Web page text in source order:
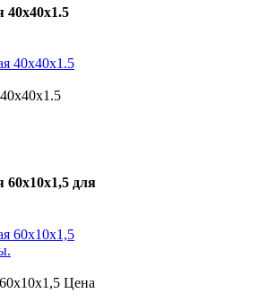
40х40х1.5
60х10х1,5 для
Цена